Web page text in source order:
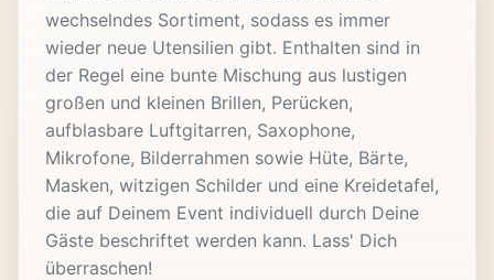
wechselndes Sortiment, sodass es immer
wieder neue Utensilien gibt. Enthalten sind in
der Regel eine bunte Mischung aus lustigen
großen und kleinen Brillen, Perücken,
aufblasbare Luftgitarren, Saxophone,
Mikrofone, Bilderrahmen sowie Hüte, Bärte,
Masken, witzigen Schilder und eine Kreidetafel,
die auf Deinem Event individuell durch Deine
Gäste beschriftet werden kann. Lass' Dich
überraschen!